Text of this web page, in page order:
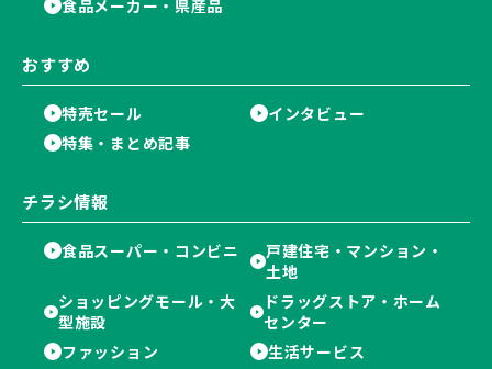
食品メーカー・県産品
おすすめ
特売セール
インタビュー
特集・まとめ記事
チラシ情報
食品スーパー・コンビニ
戸建住宅・マンション・
土地
ショッピングモール・大
型施設
ドラッグストア・ホーム
センター
ファッション
生活サービス